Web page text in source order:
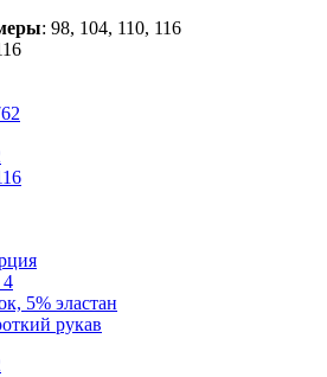
: 98, 104, 110, 116
4
5% эластан
рукав